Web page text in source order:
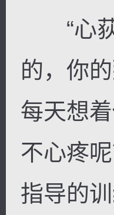
“心荻
的，你
每天想
不心疼
指导的